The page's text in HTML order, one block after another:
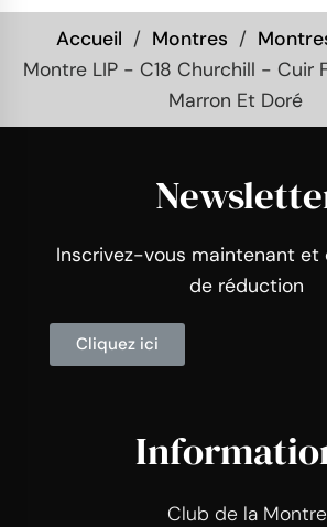
Accueil Montres
Montre LIP - C18 Churchill - Cuir
Marron Et Doré
Inscrivez-vous maintenant et
de réduction
Cliquez ici
Club de la Montre